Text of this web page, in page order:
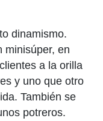
dinamismo.
minisúper, en
a la orilla
y uno que otro
También se
potreros.